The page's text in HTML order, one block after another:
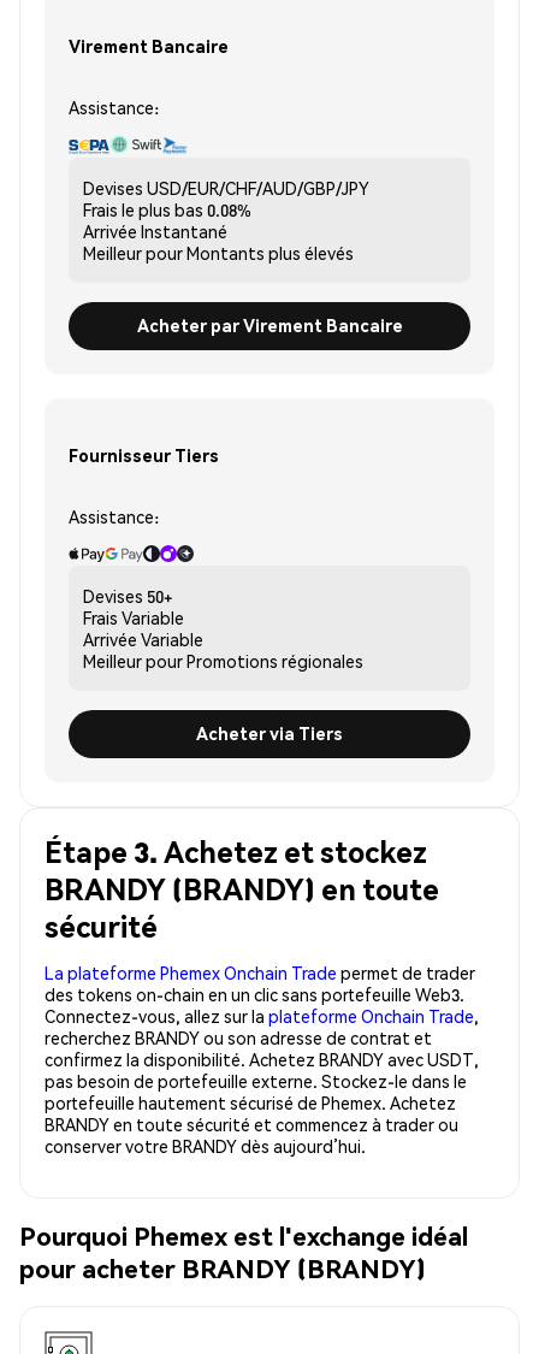
Virement Bancaire
Assistance:
Devises USD/EUR/CHF/AUD/GBP/JPY
Frais le plus bas 0.08%
Arrivée Instantané
Meilleur pourMontants plus élevés
Acheter par Virement Bancaire
Fournisseur Tiers
Assistance:
Devises 50+
Frais Variable
Arrivée Variable
Meilleur pourPromotions régionales
Acheter via Tiers
Étape 3. Achetez et stockez
BRANDY (BRANDY) en toute
sécurité
La plateforme Phemex Onchain Trade permet de trader
des tokens on-chain en un clic sans portefeuille Web3.
Connectez-vous, allez sur la plateforme Onchain Trade,
recherchez BRANDY ou son adresse de contrat et
confirmez la disponibilité. Achetez BRANDY avec USDT,
pas besoin de portefeuille externe. Stockez-le dans le
portefeuille hautement sécurisé de Phemex. Achetez
BRANDY en toute sécurité et commencez à trader ou
conserver votre BRANDY dès aujourd’hui.
Pourquoi Phemex est l'exchange idéal
pour acheter BRANDY (BRANDY)